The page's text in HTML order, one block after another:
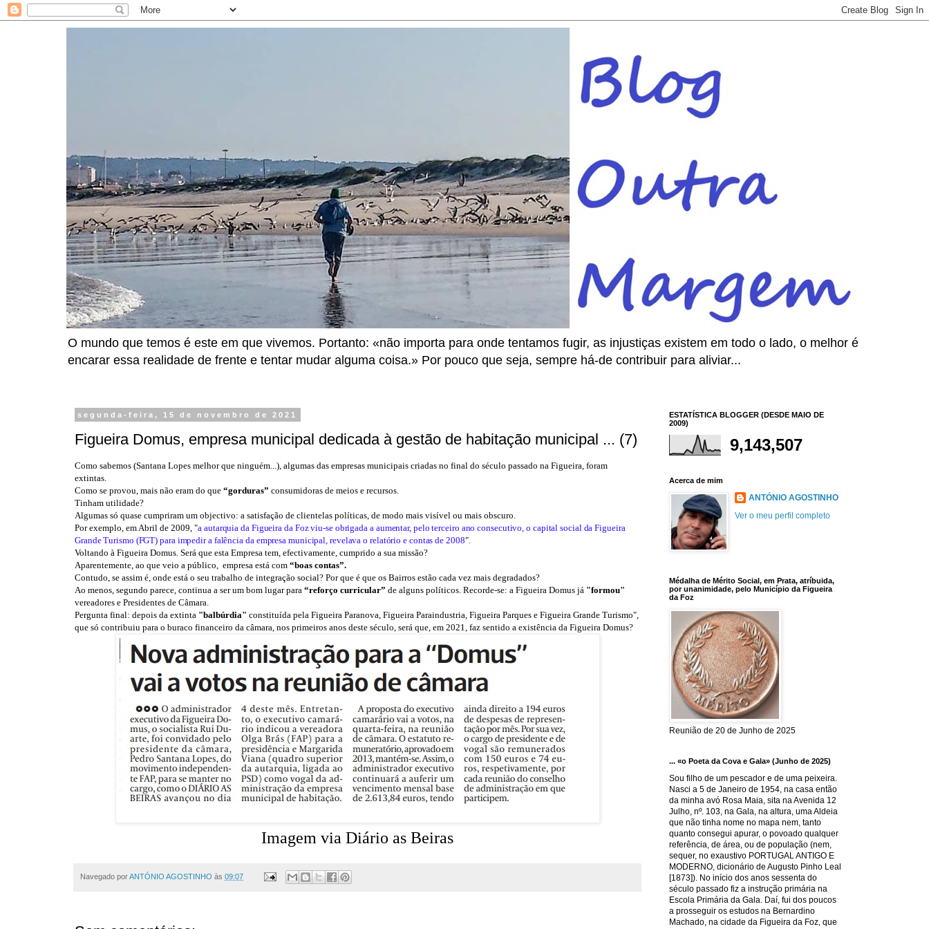
O mundo que temos é este em que vivemos. Portanto: «não importa para onde tentamos fugir, as injustiças existem em todo o lado, o melhor é
encarar essa realidade de frente e tentar mudar alguma coisa.» Por pouco que seja, sempre há-de contribuir para aliviar...
segunda-feira, 15 de novembro de 2021
Figueira Domus, empresa municipal dedicada à gestão de habitação municipal ... (7)
Como sabemos (Santana Lopes melhor que ninguém...), algumas das empresas municipais criadas no final do século passado na Figueira, foram
extintas.
Como se provou, mais não eram do que “gorduras” consumidoras de meios e recursos.
Tinham utilidade?
Algumas só quase cumpriram um objectivo: a satisfação de clientelas políticas, de modo mais visível ou mais obscuro.
Por exemplo, em Abril de 2009, "a autarquia da Figueira da Foz viu-se obrigada a aumentar, pelo terceiro ano consecutivo, o capital social da Figueira
Grande Turismo (FGT) para impedir a falência da empresa municipal, revelava o relatório e contas de 2008".
Voltando à Figueira Domus. Será que esta Empresa tem, efectivamente, cumprido a sua missão?
Aparentemente, ao que veio a público, empresa está com “boas contas”.
Contudo, se assim é, onde está o seu trabalho de integração social? Por que é que os Bairros estão cada vez mais degradados?
Ao menos, segundo parece, continua a ser um bom lugar para “reforço curricular” de alguns políticos. Recorde-se: a Figueira Domus já "formou"
vereadores e Presidentes de Câmara.
Pergunta final: depois da extinta "balbúrdia" constituída pela Figueira Paranova, Figueira Paraindustria, Figueira Parques e Figueira Grande Turismo",
que só contribuiu para o buraco financeiro da câmara, nos primeiros anos deste século, será que, em 2021, faz sentido a existência da Figueira Domus?
Imagem via Diário as Beiras
Navegado porANTÓNIO AGOSTINHO às 09:07
ESTATÍSTICA BLOGGER (DESDE MAIO DE
2009)
9,143,507
Acerca de mim
ANTÓNIO AGOSTINHO
Ver o meu perfil completo
Médalha de Mérito Social, em Prata, atríbuida,
por unanimidade, pelo Município da Figueira
da Foz
Reunião de 20 de Junho de 2025
... «o Poeta da Cova e Gala» (Junho de 2025)
Sou filho de um pescador e de uma peixeira.
Nasci a 5 de Janeiro de 1954, na casa então
da minha avó Rosa Maia, sita na Avenida 12
Julho, nº. 103, na Gala, na altura, uma Aldeia
que não tinha nome no mapa nem, tanto
quanto consegui apurar, o povoado qualquer
referência, de área, ou de população (nem,
sequer, no exaustivo PORTUGAL ANTIGO E
MODERNO, dicionário de Augusto Pinho Leal
[1873]). No início dos anos sessenta do
século passado fiz a instrução primária na
Escola Primária da Gala. Daí, fui dos poucos
a prosseguir os estudos na Bernardino
Machado, na cidade da Figueira da Foz, que